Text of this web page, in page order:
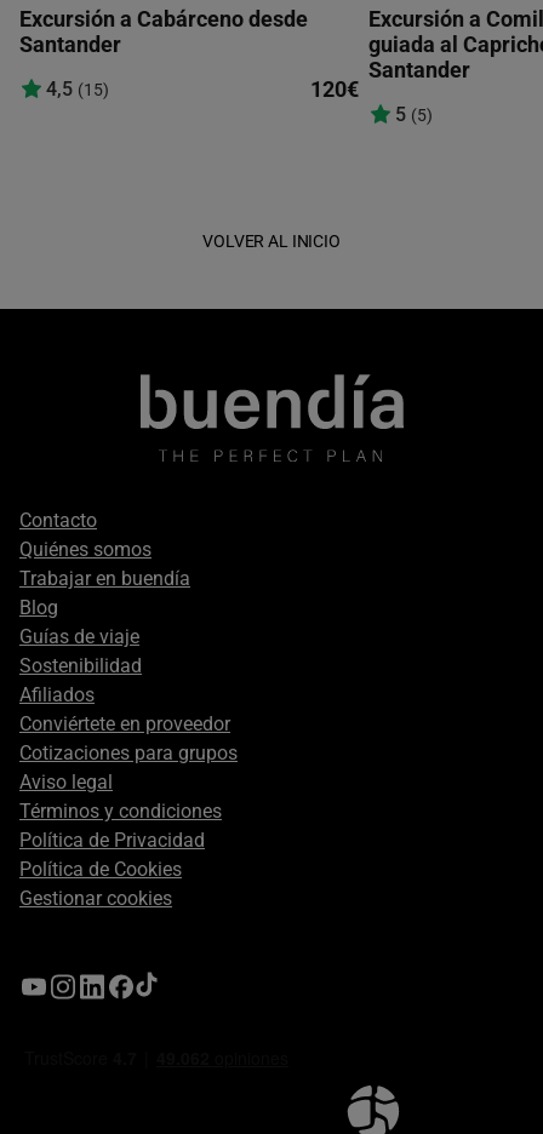
Excursión a Cabárceno desde
Santander
4,5 (15) 120€
Excursión a
guiada al
Santander
5 (5)
VOLVER AL INICIO
Footer
secondary
Contacto
Quiénes somos
Trabajar en buendía
Blog
Guías de viaje
Sostenibilidad
Afiliados
Conviértete en proveedor
Cotizaciones para grupos
Aviso legal
Términos y condiciones
Política de Privacidad
Política de Cookies
Gestionar cookies